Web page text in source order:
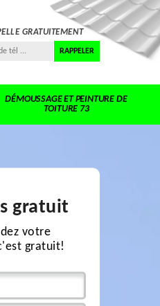
GRATUITEMENT
DÉMOUSSAGE ET PEINTURE DE
TOITURE 73
gratuit
votre
gratuit!